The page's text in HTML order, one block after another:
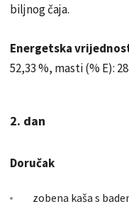
biljnog čaja.
Energetska
52,33 %, masti (% E):
2. dan
Doručak
zobena kaša s